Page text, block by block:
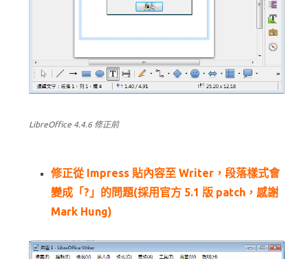
LibreOffice 4.4.6 修正前
修正從 Impress 貼內容至 Writer，段落樣式會
變成「?」的問題(採用官方 5.1 版 patch，感謝
Mark Hung)